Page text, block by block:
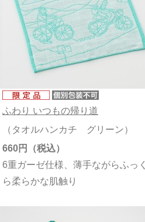
ふわり いつもの帰り道
（タオルハンカチ グリーン）
6重ガーゼ仕様、薄手ながらふっく
ら柔らかな肌触り
660円